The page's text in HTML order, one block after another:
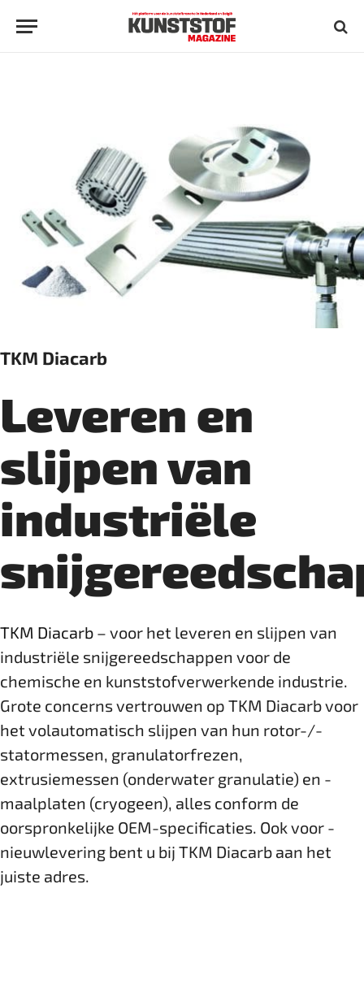
TKM Diacarb
Leveren en
slijpen van
industriële
TKM Diacarb – voor het leveren en slijpen van
industriële snijgereedschappen voor de
chemische en kunststofverwerkende industrie.
Grote concerns ­vertrouwen op TKM Diacarb voor
het volautomatisch slijpen van hun rotor-/­
statormessen, ­granulatorfrezen,
extrusiemessen (onderwater granulatie) en ­
maalplaten ­(cryogeen), alles conform de
oorspronkelijke OEM-specificaties. Ook voor ­
nieuwlevering bent u bij TKM Diacarb aan het
juiste adres.